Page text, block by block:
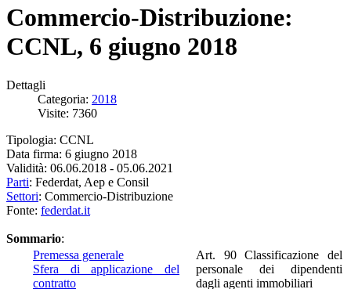
Commercio-Distribuzione:
CCNL, 6 giugno 2018
Dettagli
Categoria: 2018
Visite: 7360
Tipologia: CCNL
Data firma: 6 giugno 2018
Validità: 06.06.2018 - 05.06.2021
Parti: Federdat, Aep e Consil
Settori: Commercio-Distribuzione
Fonte: federdat.it
Sommario:
Premessa generale
Sfera di applicazione del
contratto
Art. 90 Classificazione del
personale dei dipendenti
dagli agenti immobiliari